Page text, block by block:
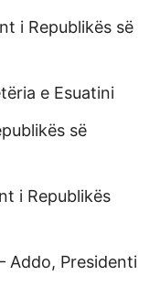
i Republikës së
e Esuatini
së
i Republikës
Addo, Presidenti